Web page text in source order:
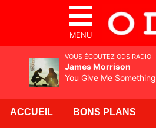
MENU
ACCUEIL BONS PLANS
VOUS ÉCOUTEZ ODS RADIO
James Morrison
You Give Me Something